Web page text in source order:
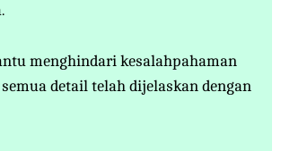
menghindari kesalahpahaman
detail telah dijelaskan dengan